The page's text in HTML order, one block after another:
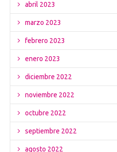
abril 2023
marzo 2023
febrero 2023
enero 2023
diciembre 2022
noviembre 2022
octubre 2022
septiembre 2022
agosto 2022